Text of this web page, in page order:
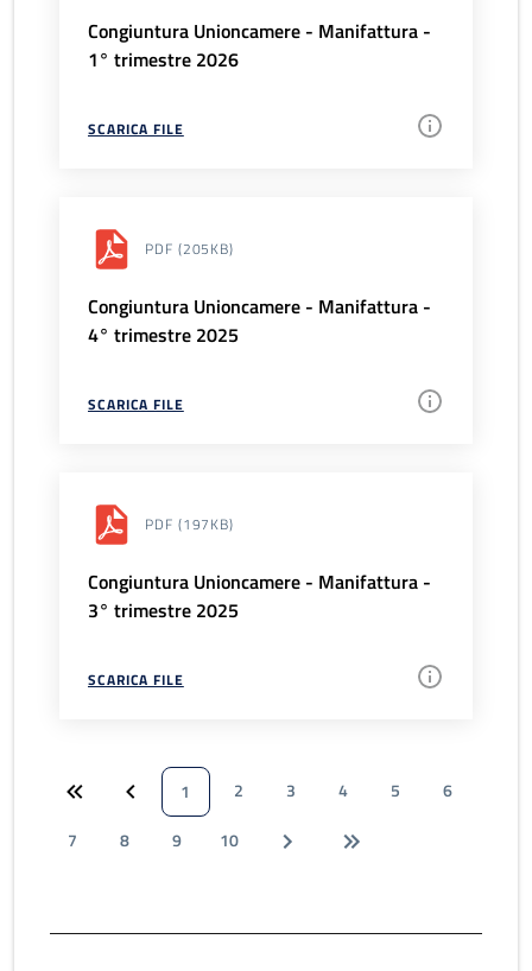
Congiuntura Unioncamere - Manifattura -
1° trimestre 2026
SCARICA FILE
PDF (205KB)
Congiuntura Unioncamere - Manifattura -
4° trimestre 2025
SCARICA FILE
PDF (197KB)
Congiuntura Unioncamere - Manifattura -
3° trimestre 2025
SCARICA FILE
1 2 3 4 5
6
7
8 9 10